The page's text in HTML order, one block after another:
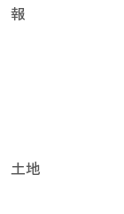
報
土地